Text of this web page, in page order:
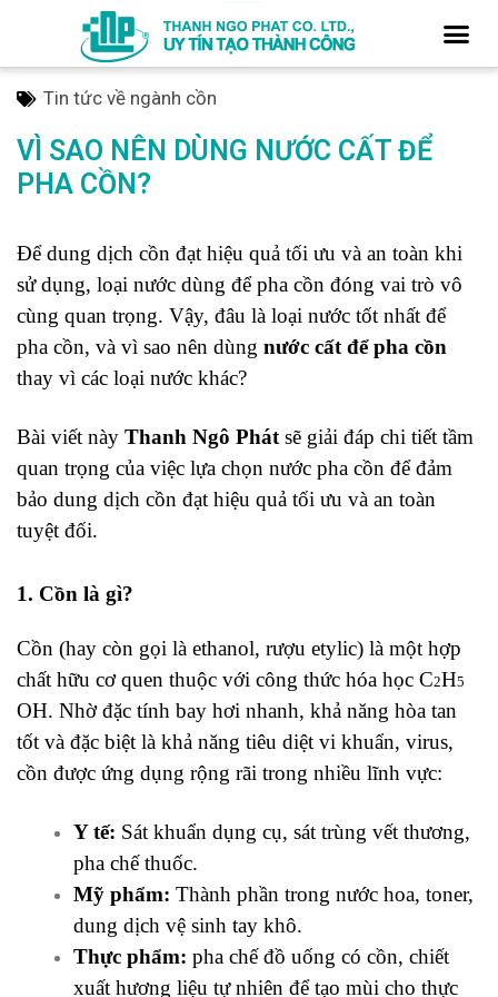
Tin tức về ngành cồn
VÌ SAO NÊN DÙNG NƯỚC CẤT ĐỂ
PHA CỒN?
Để dung dịch cồn đạt hiệu quả tối ưu và an toàn khi
sử dụng, loại nước dùng để pha cồn đóng vai trò vô
cùng quan trọng. Vậy, đâu là loại nước tốt nhất để
pha cồn, và vì sao nên dùng nước cất để pha cồn
thay vì các loại nước khác?
Bài viết này Thanh Ngô Phát sẽ giải đáp chi tiết tầm
quan trọng của việc lựa chọn nước pha cồn để đảm
bảo dung dịch cồn đạt hiệu quả tối ưu và an toàn
tuyệt đối.
1. Cồn là gì?
Cồn (hay còn gọi là ethanol, rượu etylic) là một hợp
chất hữu cơ quen thuộc với công thức hóa học C2​H5​
OH. Nhờ đặc tính bay hơi nhanh, khả năng hòa tan
tốt và đặc biệt là khả năng tiêu diệt vi khuẩn, virus,
cồn được ứng dụng rộng rãi trong nhiều lĩnh vực:
Y tế: Sát khuẩn dụng cụ, sát trùng vết thương,
pha chế thuốc.
Mỹ phẩm: Thành phần trong nước hoa, toner,
dung dịch vệ sinh tay khô.
Thực phẩm: pha chế đồ uống có cồn, chiết
xuất hương liệu tự nhiên để tạo mùi cho thực